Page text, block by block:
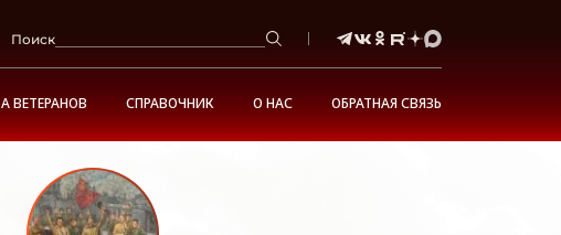
Поиск
ВЕТЕРАНОВ СПРАВОЧНИК О НАС ОБРАТНАЯ СВЯЗЬ